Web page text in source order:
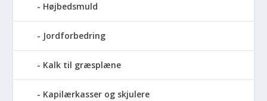
Højbedsmuld
Jordforbedring
Kalk til græsplæne
Kapilærkasser og skjulere